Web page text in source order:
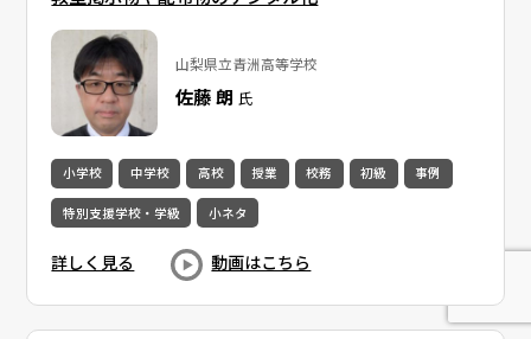
山梨県立青洲高等学校
佐藤 朗 氏
小学校 中学校 高校 授業 校務 初級 事例
特別支援学校・学級 小ネタ
詳しく見る 動画はこちら